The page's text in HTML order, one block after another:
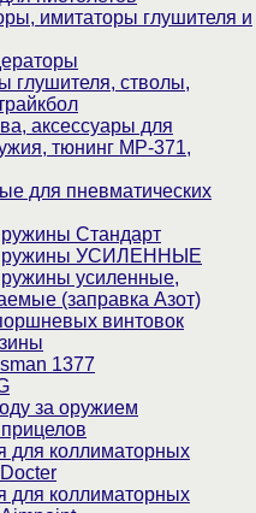
имитаторы глушителя и
глушителя, стволы,
аксессуары для
тюнинг МР-371,
для пневматических
Стандарт
УСИЛЕННЫЕ
усиленные,
(заправка Азот)
винтовок
1377
за оружием
для коллиматорных
для коллиматорных